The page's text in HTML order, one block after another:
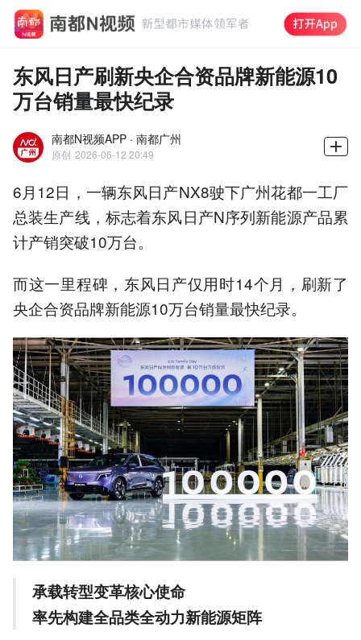
东风日产刷新央企合资品牌新能源10
万台销量最快纪录
南都N视频APP · 南都广州
原创 2026-06-12 20:49
6月12日，一辆东风日产NX8驶下广州花都一工厂
总装生产线，标志着东风日产N序列新能源产品累
计产销突破10万台。
而这一里程碑，东风日产仅用时14个月，刷新了
央企合资品牌新能源10万台销量最快纪录。
承载转型变革核心使命
率先构建全品类全动力新能源矩阵